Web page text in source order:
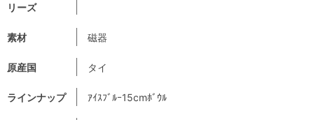
リーズ
素材 磁器
原産国 タイ
ラインナップ ｱｲｽﾌﾞﾙｰ15cmﾎﾞｳﾙ